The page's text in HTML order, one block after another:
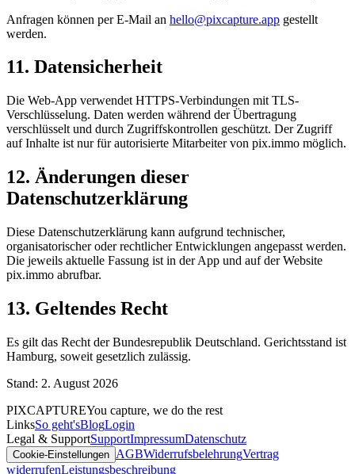
Anfragen können per E-Mail an hello@pixcapture.app gestellt
werden.
11. Datensicherheit
Die Web-App verwendet HTTPS-Verbindungen mit TLS-
Verschlüsselung. Daten werden während der Übertragung
verschlüsselt und durch Zugriffskontrollen geschützt. Der Zugriff
auf Inhalte ist nur für autorisierte Mitarbeiter von pix.immo möglich.
12. Änderungen dieser
Datenschutzerklärung
Diese Datenschutzerklärung kann aufgrund technischer,
organisatorischer oder rechtlicher Entwicklungen angepasst werden.
Die jeweils aktuelle Fassung ist in der App und auf der Website
pix.immo abrufbar.
13. Geltendes Recht
Es gilt das Recht der Bundesrepublik Deutschland. Gerichtsstand ist
Hamburg, soweit gesetzlich zulässig.
Stand: 2. August 2026
PIXCAPTUREYou capture, we do the rest
LinksSo geht'sBlogLogin
Legal & SupportSupportImpressumDatenschutz
Cookie-Einstellungen AGBWiderrufsbelehrungVertrag
widerrufenLeistungsbeschreibung